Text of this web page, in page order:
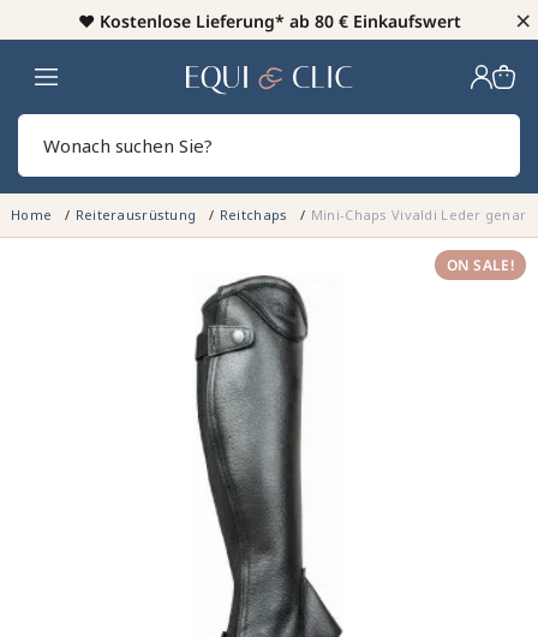
♥️ Kostenlose Lieferung* ab 80 € Einkaufswert ×
Heim
Home Reiterausrüstung Reitchaps Mini-Chaps Vivaldi Leder
ON SALE!